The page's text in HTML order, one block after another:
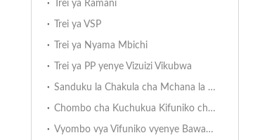
Trei ya Ramani
Trei ya VSP
Trei ya Nyama Mbichi
Trei ya PP yenye Vizuizi Vikubwa
Sanduku la Chakula cha Mchana la PP
Chombo cha Kuchukua Kifuniko chenye Bawaba
Vyombo vya Vifuniko vyenye Bawaba vya Rangi Mbili